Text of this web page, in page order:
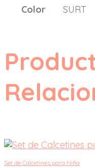
Color SURT
Set de Calcetines para Niña